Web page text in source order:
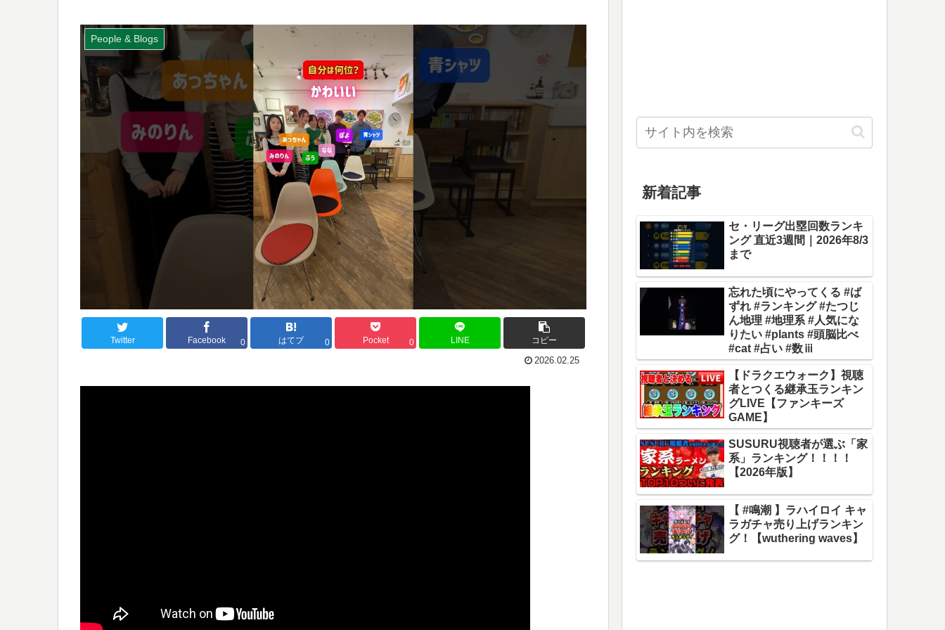
People & Blogs
Twitter Facebook 0 はてブ 0 Pocket 0 LINE コピー
2026.02.25
新着記事
セ・リーグ出塁回数ランキ
ング 直近3週間｜2026年8/3
まで
忘れた頃にやってくる #ば
ずれ #ランキング #たつじ
ん地理 #地理系 #人気にな
りたい #plants #頭脳比べ
#cat #占い #数ⅲ
【ドラクエウォーク】視聴
者とつくる継承玉ランキン
グLIVE【ファンキーズ
GAME】
SUSURU視聴者が選ぶ「家
系」ランキング！！！！
【2026年版】
【 #鳴潮 】ラハイロイ キャ
ラガチャ売り上げランキン
グ！【wuthering waves】